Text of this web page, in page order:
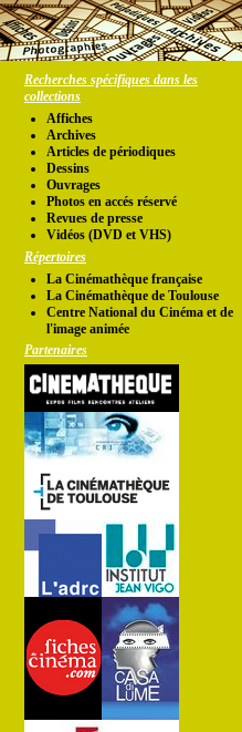
Recherches spécifiques dans les
collections
Affiches
Archives
Articles de périodiques
Dessins
Ouvrages
Photos en accés réservé
Revues de presse
Vidéos (DVD et VHS)
Répertoires
La Cinémathèque française
La Cinémathèque de Toulouse
Centre National du Cinéma et de
l'image animée
Partenaires